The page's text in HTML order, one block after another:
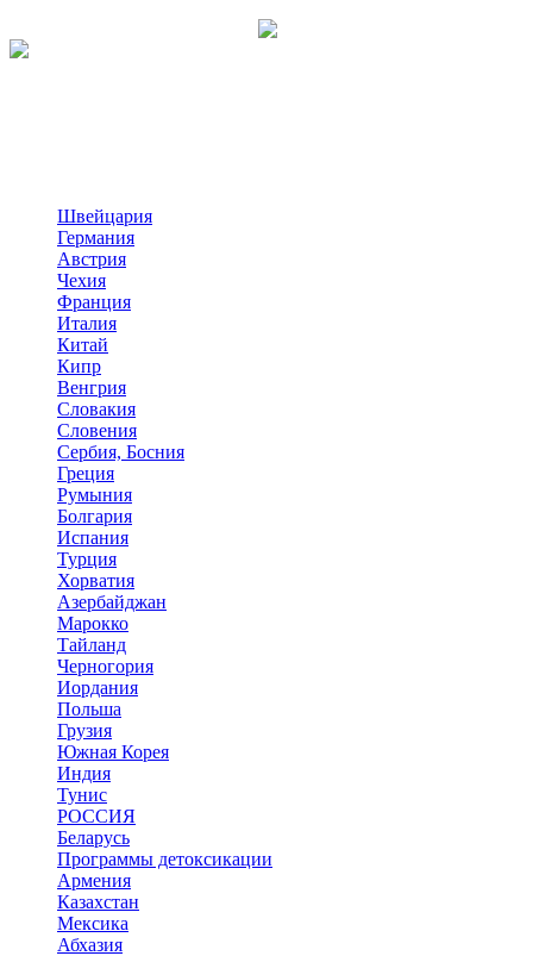
Швейцария
Германия
Австрия
Чехия
Франция
Италия
Китай
Кипр
Венгрия
Словакия
Словения
Сербия, Босния
Греция
Румыния
Болгария
Испания
Турция
Хорватия
Азербайджан
Марокко
Тайланд
Черногория
Иордания
Польша
Грузия
Южная Корея
Индия
Тунис
РОССИЯ
Беларусь
Программы детоксикации
Армения
Казахстан
Мексика
Абхазия